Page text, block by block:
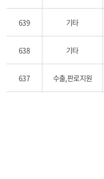
639 기타
638 기타
637 수출,판로지원